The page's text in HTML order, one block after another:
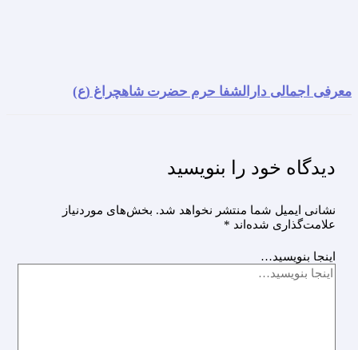
معرفی اجمالی دارالشفا حرم حضرت شاهچراغ (ع)
دیدگاه‌ خود را بنویسید
نشانی ایمیل شما منتشر نخواهد شد. بخش‌های موردنیاز
علامت‌گذاری شده‌اند *
اینجا بنویسید…